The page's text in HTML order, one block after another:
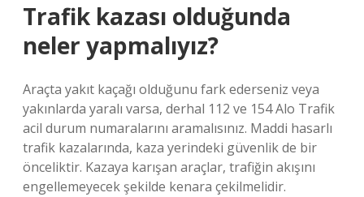
Trafik kazası olduğunda
neler yapmalıyız?
Araçta yakıt kaçağı olduğunu fark ederseniz veya
yakınlarda yaralı varsa, derhal 112 ve 154 Alo Trafik
acil durum numaralarını aramalısınız. Maddi hasarlı
trafik kazalarında, kaza yerindeki güvenlik de bir
önceliktir. Kazaya karışan araçlar, trafiğin akışını
engellemeyecek şekilde kenara çekilmelidir.